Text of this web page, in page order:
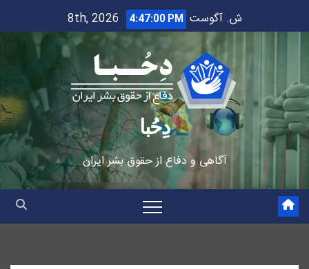
to
ش. آگوست 8th, 2026 4:47:01 PM
دِحُبا
آگاهی و دفاع از حقوق بشر ایران